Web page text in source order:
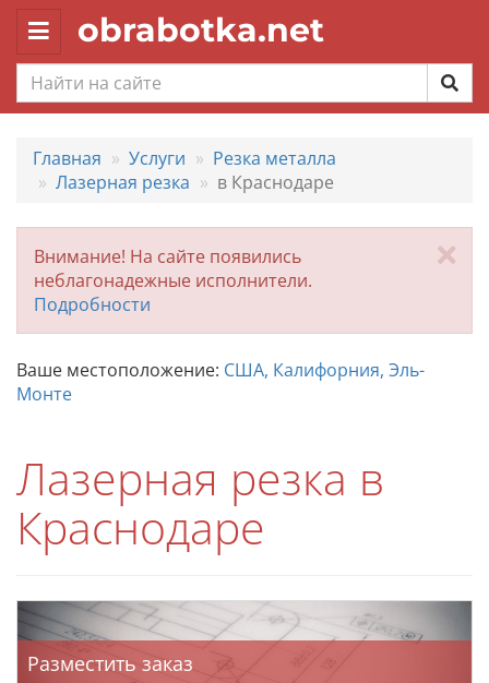
Toggle
navigation
obrabotka.net
Главная Услуги
Резка металла
Лазерная резка
в Краснодаре
Внимание! На сайте появились
неблагонадежные исполнители.
Подробности
Ваше местоположение: США, Калифорния, Эль-
Монте
Лазерная резка в
Краснодаре
Разместить заказ